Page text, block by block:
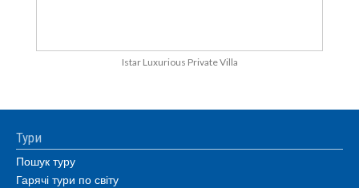
Istar Luxurious Private Villa
Тури
Пошук туру
Гарячі тури по світу